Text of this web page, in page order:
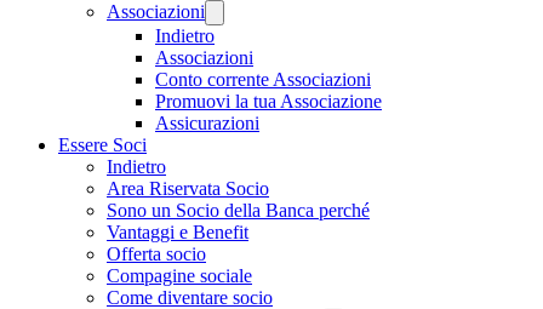
Associazioni
Indietro
Associazioni
Conto corrente Associazioni
Promuovi la tua Associazione
Assicurazioni
Essere Soci
Indietro
Area Riservata Socio
Sono un Socio della Banca perché
Vantaggi e Benefit
Offerta socio
Compagine sociale
Come diventare socio